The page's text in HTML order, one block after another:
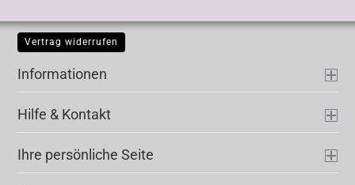
Vertrag widerrufen
Informationen
Hilfe & Kontakt
Ihre persönliche Seite